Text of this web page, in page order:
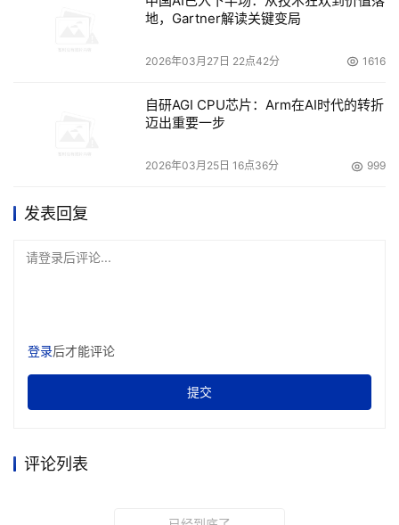
地，Gartner解读关键变局
2026年03月27日 22点42分 1616
自研AGI CPU芯片：Arm在AI时代的转折
迈出重要一步
2026年03月25日 16点36分 999
发表回复
请登录后评论...
登录后才能评论
提交
评论列表